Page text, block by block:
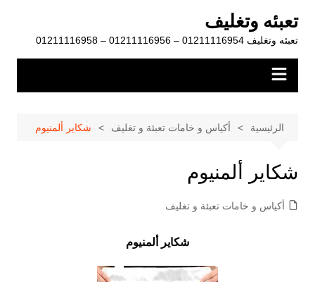
المحتوى
تعبئه وتغليف
تعبئه وتغليف 01211116954 – 01211116956 – 01211116958
الرئيسية أكياس و خامات تعبئة و تغليف شكاير ألمنيوم
شكاير ألمنيوم
أكياس و خامات تعبئة و تغليف
شكاير ألمنيوم